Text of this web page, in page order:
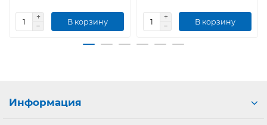
В корзину В корзину
Информация